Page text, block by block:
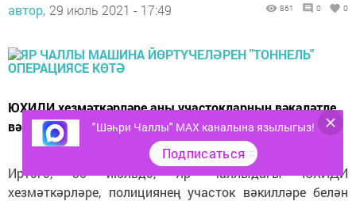
автор, 29 июль 2021 - 17:49 861 0 0
ЮХИДИ хезмәткәрләре аны участокларның вәкаләтле
вәкилләре белән берлектә үткәрәчәк.
Иртәгә, 30 июльдә, Яр Чаллыдагы ЮХИДИ
хезмәткәрләре, полициянең участок вәкилләре белән
"Шәһри Чаллы" MAX каналына язылыгыз!
Подписаться